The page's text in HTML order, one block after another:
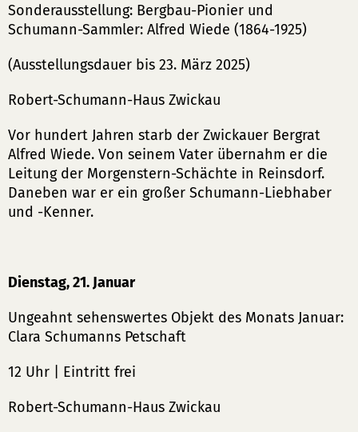
Sonderausstellung: Bergbau-Pionier und
Schumann-Sammler: Alfred Wiede (1864-1925)
(Ausstellungsdauer bis 23. März 2025)
Robert-Schumann-Haus Zwickau
Vor hundert Jahren starb der Zwickauer Bergrat
Alfred Wiede. Von seinem Vater übernahm er die
Leitung der Morgenstern-Schächte in Reinsdorf.
Daneben war er ein großer Schumann-Liebhaber
und -Kenner.
Dienstag, 21. Januar
Ungeahnt sehenswertes Objekt des Monats Januar:
Clara Schumanns Petschaft
12 Uhr | Eintritt frei
Robert-Schumann-Haus Zwickau